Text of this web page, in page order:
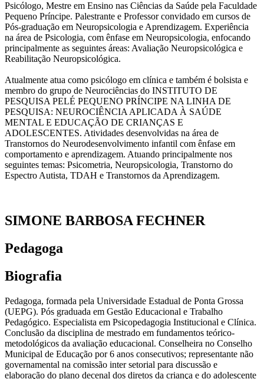
Psicólogo, Mestre em Ensino nas Ciências da Saúde pela Faculdade
Pequeno Príncipe. Palestrante e Professor convidado em cursos de
Pós-graduação em Neuropsicologia e Aprendizagem. Experiência
na área de Psicologia, com ênfase em Neuropsicologia, enfocando
principalmente as seguintes áreas: Avaliação Neuropsicológica e
Reabilitação Neuropsicológica.
Atualmente atua como psicólogo em clínica e também é bolsista e
membro do grupo de Neurociências do INSTITUTO DE
PESQUISA PELÉ PEQUENO PRÍNCIPE NA LINHA DE
PESQUISA: NEUROCIÊNCIA APLICADA À SAÚDE
MENTAL E EDUCAÇÃO DE CRIANÇAS E
ADOLESCENTES. Atividades desenvolvidas na área de
Transtornos do Neurodesenvolvimento infantil com ênfase em
comportamento e aprendizagem. Atuando principalmente nos
seguintes temas: Psicometria, Neuropsicologia, Transtorno do
Espectro Autista, TDAH e Transtornos da Aprendizagem.
SIMONE BARBOSA FECHNER
Pedagoga
Biografia
Pedagoga, formada pela Universidade Estadual de Ponta Grossa
(UEPG). Pós graduada em Gestão Educacional e Trabalho
Pedagógico. Especialista em Psicopedagogia Institucional e Clínica.
Conclusão da disciplina de mestrado em fundamentos teórico-
metodológicos da avaliação educacional. Conselheira no Conselho
Municipal de Educação por 6 anos consecutivos; representante não
governamental na comissão inter setorial para discussão e
elaboração do plano decenal dos diretos da criança e do adolescente